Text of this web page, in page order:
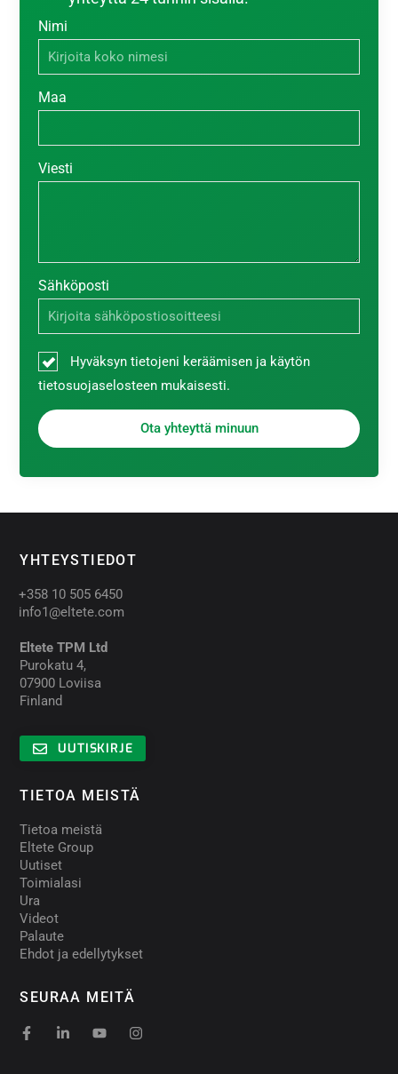
Nimi
Maa
Viesti
Sähköposti
Hyväksyn tietojeni keräämisen ja käytön
tietosuojaselosteen mukaisesti.
Ota yhteyttä minuun
YHTEYSTIEDOT​
+358 10 505 6450
info1@eltete.com
Eltete TPM Ltd
Purokatu 4,
07900 Loviisa
Finland
UUTISKIRJE
TIETOA MEISTÄ
Tietoa meistä
Eltete Group
Uutiset
Toimialasi
Ura
Videot
Palaute
Ehdot ja edellytykset
SEURAA MEITÄ